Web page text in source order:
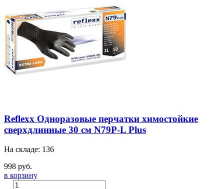
Reflexx Одноразовые перчатки химостойкие
сверхдлинные 30 см N79P-L Plus
На складе: 136
998 руб.
в корзину